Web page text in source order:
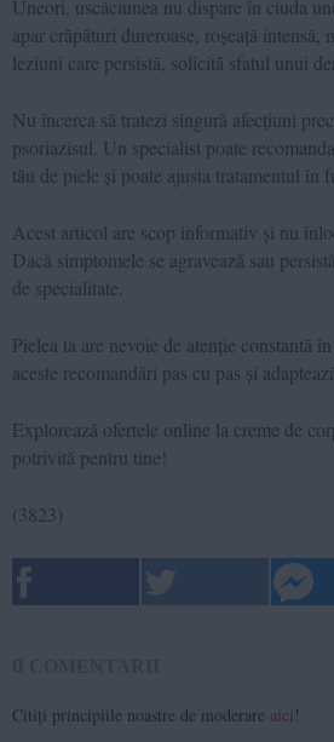
Uneori, uscăciunea nu dispare în ciuda
apar crăpături dureroase, roșeață intensă,
leziuni care persistă, solicită sfatul unui
Nu încerca să tratezi singură afecțiuni
psoriazisul. Un specialist poate
tău de piele și poate ajusta tratamentul în
Acest articol are scop informativ și nu
Dacă simptomele se agravează sau
de specialitate.
Pielea ta are nevoie de atenție constantă
aceste recomandări pas cu pas și
Explorează ofertele online la creme de
potrivită pentru tine!
( 3823)
Citiți principiile noastre de moderare aici !